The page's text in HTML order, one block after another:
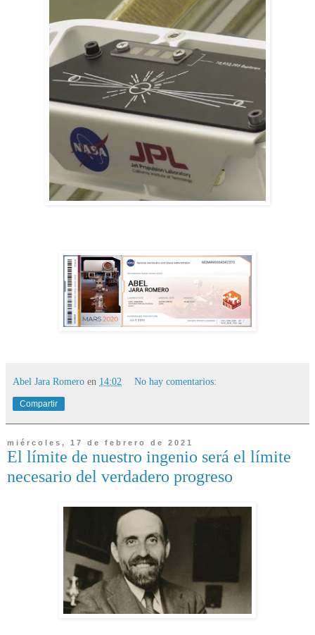
Abel Jara Romero en 14:02 No hay comentarios:
Compartir
miércoles, 17 de febrero de 2021
El límite de nuestro ingenio será el límite
necesario del verdadero progreso